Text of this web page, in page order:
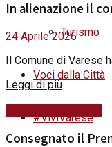
Turismo
Voci dalla Città
#ViviVarese
In alienazione il
24 Aprile 2026
Il Comune di Varese
Leggi di piùDetails
Consegnato il